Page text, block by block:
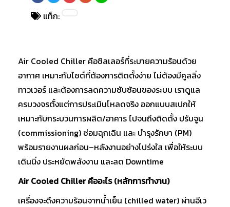
แท็ก:
Air Cooled Chiller คือชิลเลอร์ที่ระบายความร้อนด้วย
อากาศ เหมาะกับไซต์ที่ต้องการติดตั้งง่าย ไม่ต้องมีคูลลิ่ง
ทาวเวอร์ และต้องการลดความซับซ้อนของระบบ เราดูแล
ครบวงจรตั้งแต่การประเมินโหลดจริง ออกแบบสเปกให้
เหมาะกับกระบวนการผลิต/อาคาร ไปจนถึงติดตั้ง ปรับจูน
(commissioning) ซ่อมฉุกเฉิน และ บำรุงรักษา (PM)
พร้อมรายงานผลก่อน–หลังงานอย่างโปร่งใส เพื่อให้ระบบ
เดินนิ่ง ประหยัดพลังงาน และลด Downtime
Air Cooled Chiller คืออะไร (หลักการทำงาน)
เครื่องจะดึงความร้อนจากน้ำเย็น (chilled water) ผ่านอีเว